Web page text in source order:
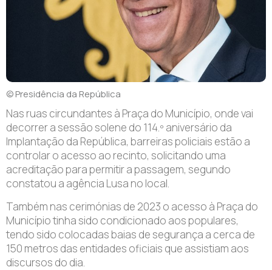
© Presidência da República
Nas ruas circundantes à Praça do Município, onde vai
decorrer a sessão solene do 114.º aniversário da
Implantação da República, barreiras policiais estão a
controlar o acesso ao recinto, solicitando uma
acreditação para permitir a passagem, segundo
constatou a agência Lusa no local.
Também nas cerimónias de 2023 o acesso à Praça do
Município tinha sido condicionado aos populares,
tendo sido colocadas baias de segurança a cerca de
150 metros das entidades oficiais que assistiam aos
discursos do dia.